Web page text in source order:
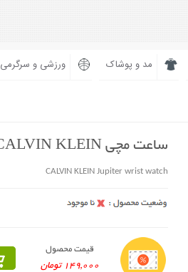
مد و پوشاک ورزشی و سرگرمی
ساعت مچی CALVIN KLEIN مدل Jupiter
CALVIN KLEIN Jupiter wrist watch
قیمت محصول
149,000 تومان